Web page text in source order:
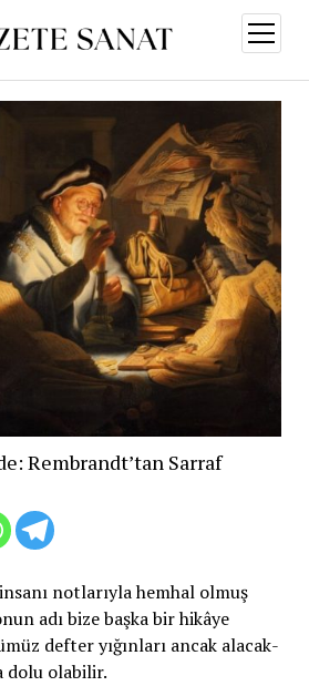
aç
Rembrandt’tan Sarraf
notlarıyla hemhal olmuş
adı bize başka bir hikâye
defter yığınları ancak alacak-
dolu olabilir.